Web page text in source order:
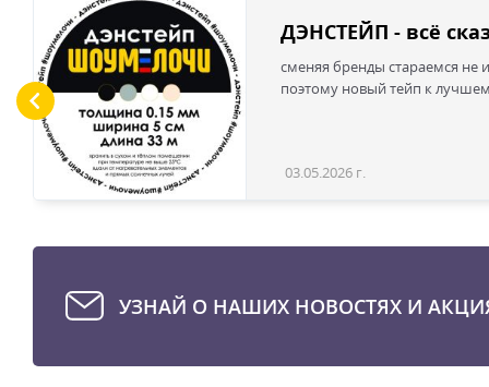
ДЭНСТЕЙП - всё
сменяя бренды стараемся не
поэтому новый тейп к
03.05.2026 г.
УЗНАЙ О НАШИХ НОВОСТЯХ И